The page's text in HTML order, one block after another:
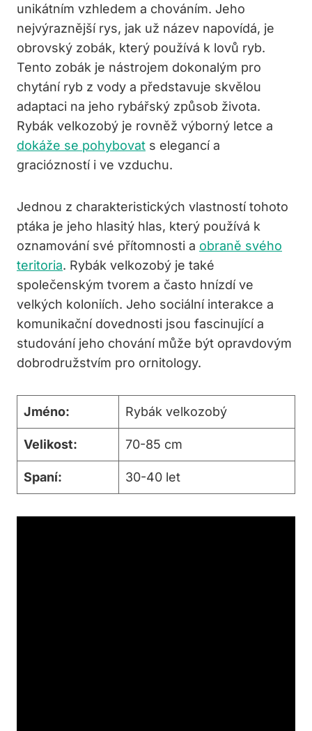
unikátním vzhledem a chováním. Jeho
nejvýraznější rys, jak už název napovídá, je
obrovský zobák, který používá k lovů ryb.
Tento zobák je nástrojem dokonalým pro
chytání ryb z vody a představuje skvělou
adaptaci na jeho rybářský způsob života.
Rybák velkozobý je rovněž výborný letce a
dokáže se pohybovat s elegancí a
graciózností i ve vzduchu.
Jednou z charakteristických vlastností tohoto
ptáka je jeho hlasitý hlas, který používá k
oznamování své přítomnosti a obraně svého
teritoria. Rybák velkozobý je také
společenským tvorem a často hnízdí ve
velkých koloniích. Jeho sociální interakce a
komunikační dovednosti jsou fascinující a
studování jeho chování může být opravdovým
dobrodružstvím pro ornitology.
Jméno: Rybák velkozobý
Velikost: 70-85 cm
Spaní: 30-40 let